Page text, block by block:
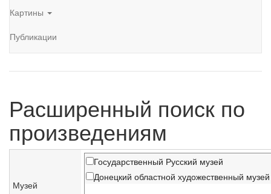
Картины
Публикации
Расширенный поиск по
произведениям
Музей
Государственный Русский музей
Донецкий областной художественный музей